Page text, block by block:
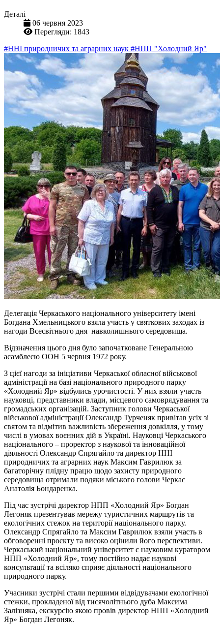
Деталі
06 червня 2023
Перегляди: 1843
#ННІ природничих та аграрних наук #НПП "Холодний Яр"
Делегація Черкаського національного університету імені
Богдана Хмельницького взяла участь у святкових заходах із
нагоди Всесвітнього дня навколишнього середовища.
Відзначення цього дня було започатковане Генеральною
асамблеєю ООН 5 червня 1972 року.
З цієї нагоди за ініціативи Черкаської обласної військової
адміністрації на базі національного природного парку
«Холодний Яр» відбулись урочистості. У них взяли участь
науковці, представники влади, місцевого самоврядування та
громадських організацій. Заступник голови Черкаської
військової адміністрації Олександр Турченяк привітав усіх зі
святом та відмітив важливість збереження довкілля, у тому
числі в умовах воєнних дій в Україні. Науковці Черкаського
національного – проректор з наукової та інноваційної
діяльності Олександр Спрягайло та директор ННІ
природничих та аграрних наук Максим Гаврилюк за
багаторічну плідну працю щодо захисту природного
середовища отримали подяки міського голови Черкас
Анатолія Бондаренка.
Під час зустрічі директор НПП «Холодний Яр» Богдан
Легоняк презентував мережу туристичних маршрутів та
екологічних стежок на території національного парку.
Олександр Спрягайло та Максим Гаврилюк взяли участь в
обговоренні проєкту та високо оцінили його перспективи.
Черкаський національний університет є науковим куратором
НПП «Холодний Яр», тому постійно надає наукові
консультації та всіляко сприяє діяльності національного
природного парку.
Учасники зустрічі стали першими відвідувачами екологічної
стежки, прокладеної від тисячолітнього дуба Максима
Залізняка, екскурсію якою провів директор НПП «Холодний
Яр» Богдан Легоняк.